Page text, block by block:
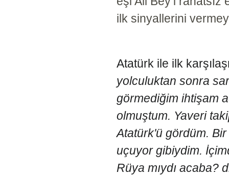
ilk sinyallerini
Atatürk ile ilk
yolculuktan sonra
görmediğim ihtişam
olmuştum. Yaveri
Atatürk'ü gördüm.
uçuyor gibiydim.
Rüya mıydı acaba?